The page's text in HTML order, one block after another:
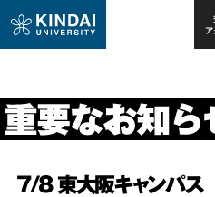
7/8 東大阪キャンパ